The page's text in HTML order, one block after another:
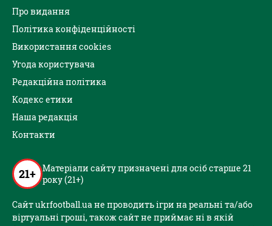
Про видання
Політика конфіденційності
Використання cookies
Угода користувача
Редакційна політика
Кодекс етики
Наша редакція
Контакти
21+ Матеріали сайту призначені для осіб старше 21
року (21+)
Сайт ukrfootball.ua не проводить ігри на реальні та/або
віртуальні гроші, також сайт не приймає ні в якій